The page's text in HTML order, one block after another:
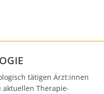
tätigen Ärzt:innen
Therapie-